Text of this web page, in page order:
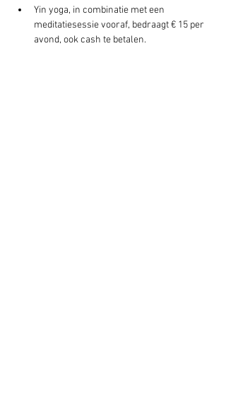
Yin yoga, in combinatie met een
meditatiesessie vooraf, bedraagt € 15 per
avond, ook cash te betalen.